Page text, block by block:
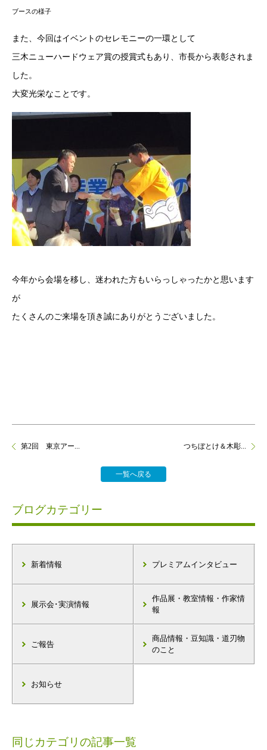
ブースの様子
また、今回はイベントのセレモニーの一環として
三木ニューハードウェア賞の授賞式もあり、市長から表彰されま
した。
大変光栄なことです。
今年から会場を移し、迷われた方もいらっしゃったかと思います
が
たくさんのご来場を頂き誠にありがとうございました。
第2回 東京アー...
一覧へ戻る
つちぼとけ＆木彫...
ブログカテゴリー
新着情報 プレミアムインタビュー
展示会･実演情報
作品展・教室情報・作家情
報
ご報告
商品情報・豆知識・道刃物
のこと
お知らせ
同じカテゴリの記事一覧